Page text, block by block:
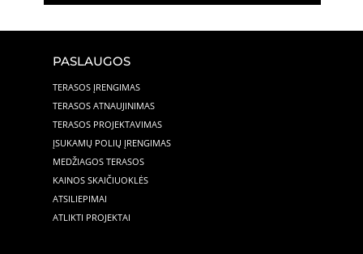
PASLAUGOS
TERASOS ĮRENGIMAS
TERASOS ATNAUJINIMAS
TERASOS PROJEKTAVIMAS
ĮSUKAMŲ POLIŲ ĮRENGIMAS
MEDŽIAGOS TERASOS
KAINOS SKAIČIUOKLĖS
ATSILIEPIMAI
ATLIKTI PROJEKTAI